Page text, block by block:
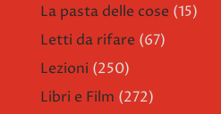
La pasta delle cose (15)
Letti da rifare (67)
Lezioni (250)
Libri e Film (272)